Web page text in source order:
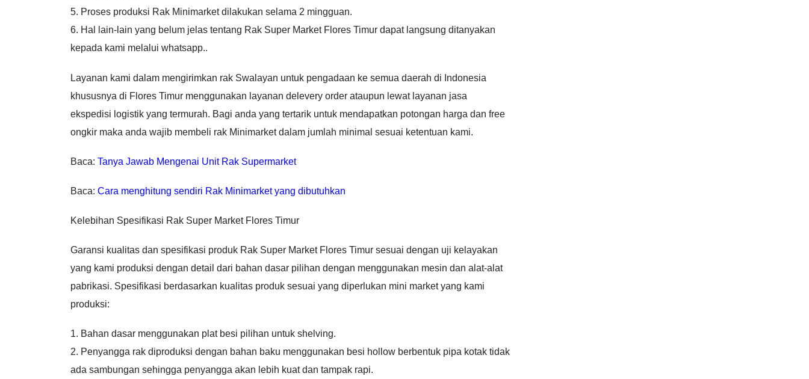
5. Proses produksi Rak Minimarket dilakukan selama 2 mingguan.
6. Hal lain-lain yang belum jelas tentang Rak Super Market Flores Timur dapat langsung ditanyakan
kepada kami melalui whatsapp..
Layanan kami dalam mengirimkan rak Swalayan untuk pengadaan ke semua daerah di Indonesia
khususnya di Flores Timur menggunakan layanan delevery order ataupun lewat layanan jasa
ekspedisi logistik yang termurah. Bagi anda yang tertarik untuk mendapatkan potongan harga dan free
ongkir maka anda wajib membeli rak Minimarket dalam jumlah minimal sesuai ketentuan kami.
Baca: Tanya Jawab Mengenai Unit Rak Supermarket
Baca: Cara menghitung sendiri Rak Minimarket yang dibutuhkan
Kelebihan Spesifikasi Rak Super Market Flores Timur
Garansi kualitas dan spesifikasi produk Rak Super Market Flores Timur sesuai dengan uji kelayakan
yang kami produksi dengan detail dari bahan dasar pilihan dengan menggunakan mesin dan alat-alat
pabrikasi. Spesifikasi berdasarkan kualitas produk sesuai yang diperlukan mini market yang kami
produksi:
1. Bahan dasar menggunakan plat besi pilihan untuk shelving.
2. Penyangga rak diproduksi dengan bahan baku menggunakan besi hollow berbentuk pipa kotak tidak
ada sambungan sehingga penyangga akan lebih kuat dan tampak rapi.